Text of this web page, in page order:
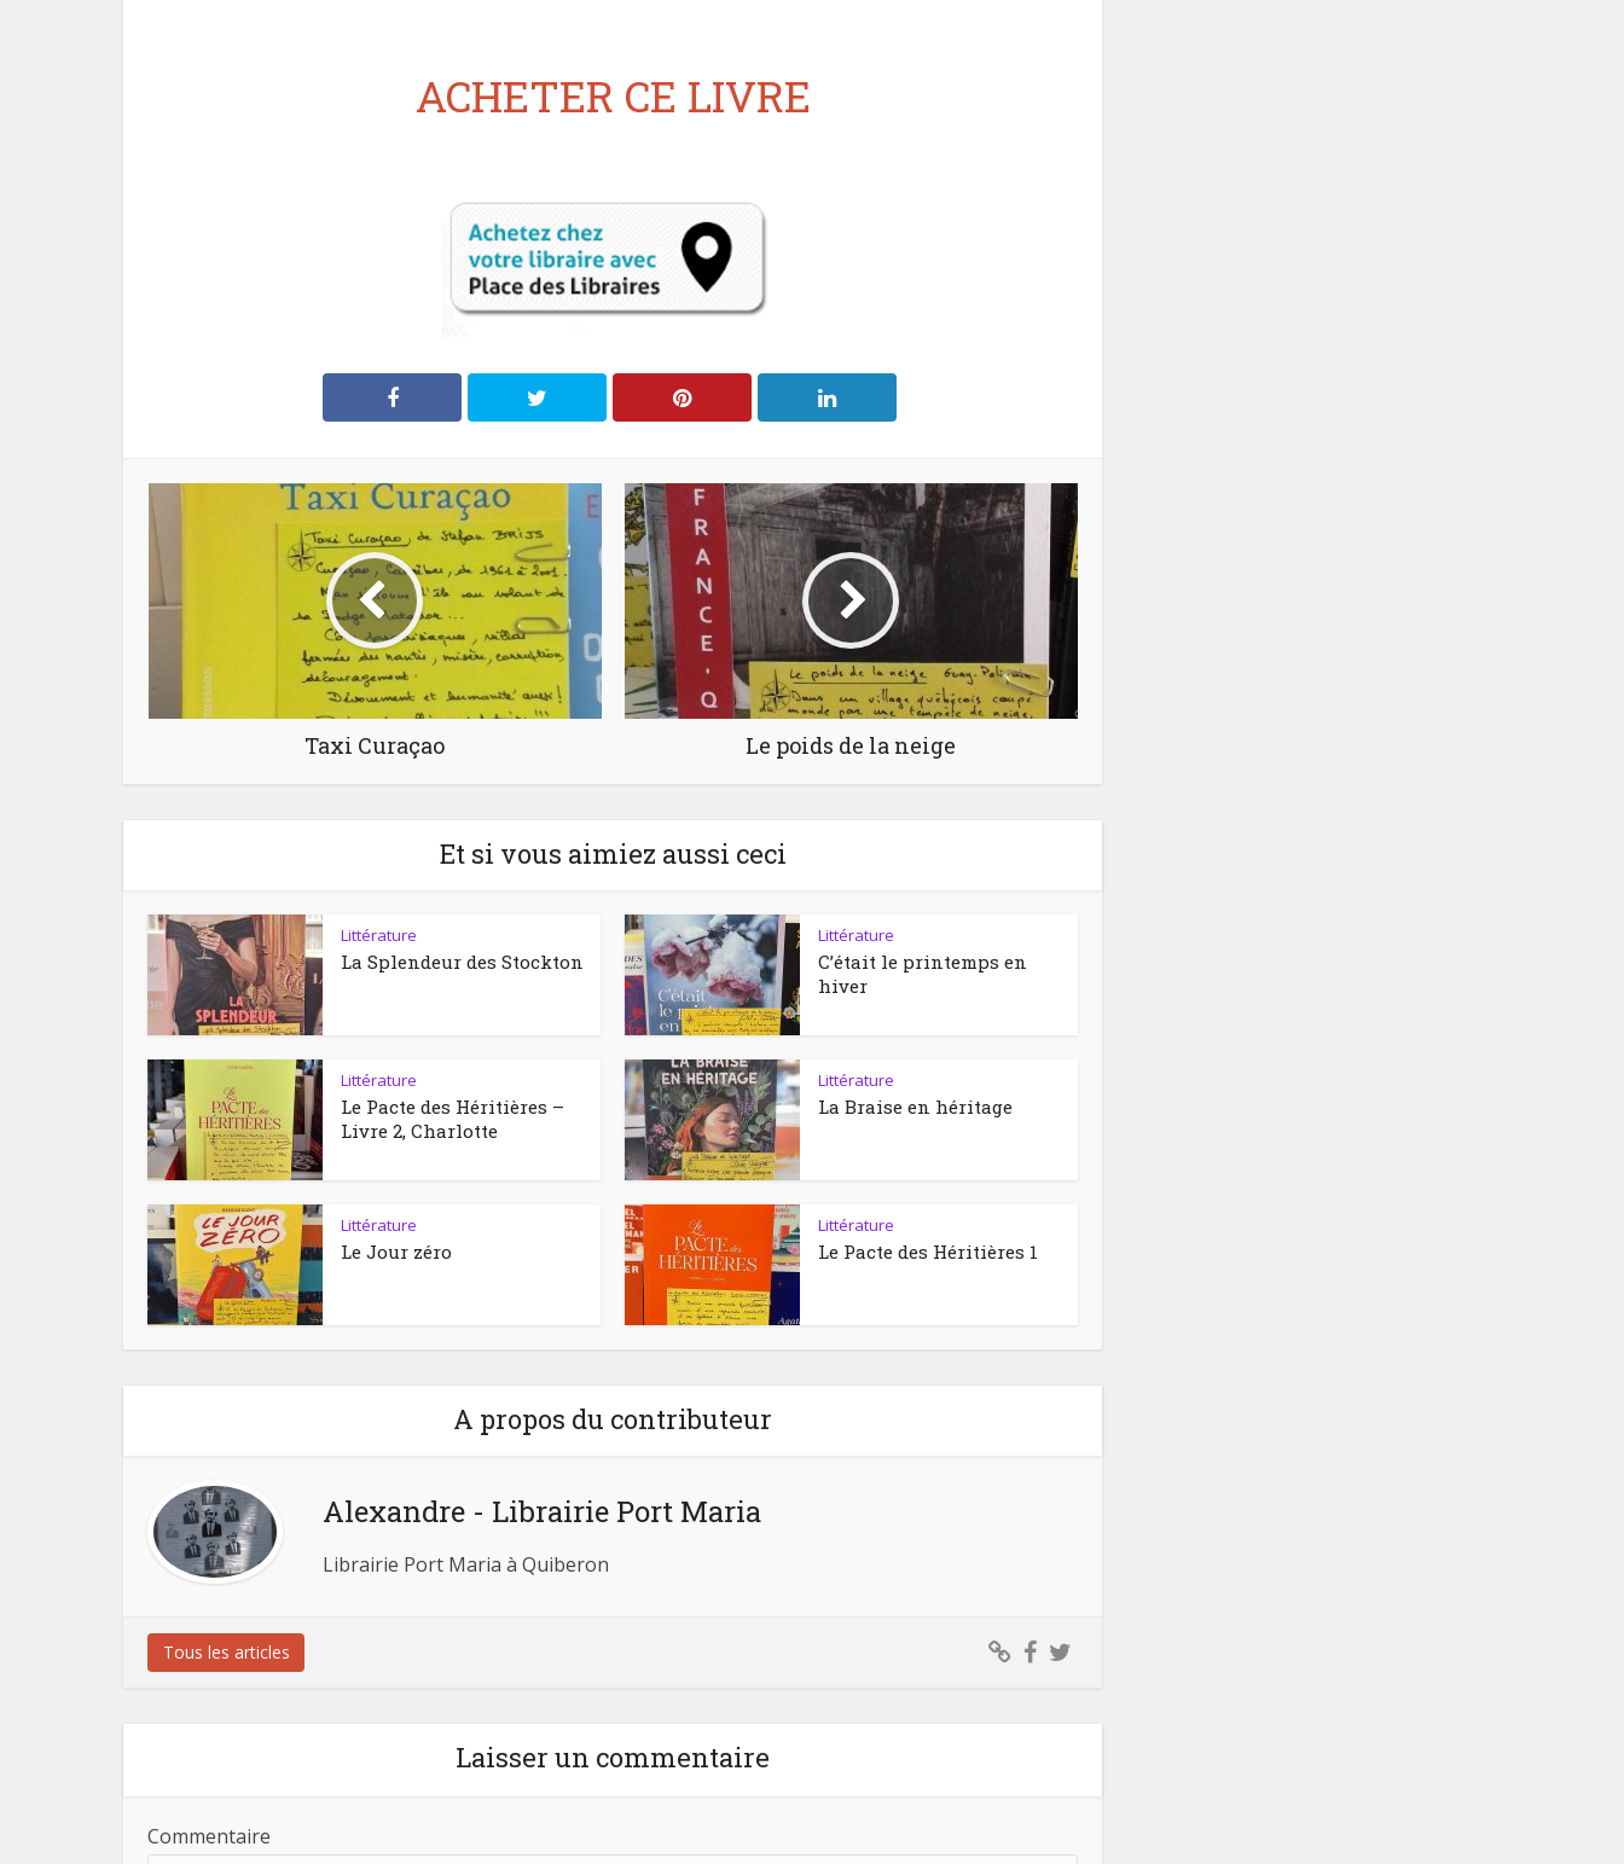
ACHETER CE LIVRE
Taxi Curaçao Le poids de la neige
Et si vous aimiez aussi ceci
Littérature
La Splendeur des Stockton
Littérature
C’était le printemps en
hiver
Littérature
Le Pacte des Héritières –
Livre 2, Charlotte
Littérature
La Braise en héritage
Littérature
Le Jour zéro
Littérature
Le Pacte des Héritières 1
A propos du contributeur
Alexandre - Librairie Port Maria
Librairie Port Maria à Quiberon
Tous les articles
Laisser un commentaire
Commentaire